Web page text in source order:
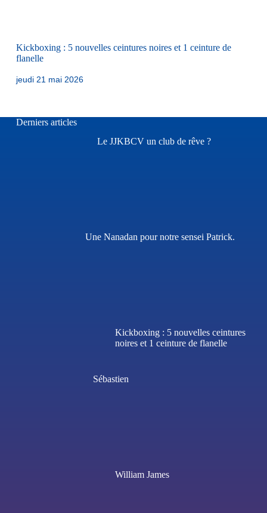
Kickboxing : 5 nouvelles ceintures noires et 1 ceinture de
flanelle
jeudi 21 mai 2026
Derniers articles
Le JJKBCV un club de rêve ?
Une Nanadan pour notre sensei Patrick.
Kickboxing : 5 nouvelles ceintures
noires et 1 ceinture de flanelle
Sébastien
William James